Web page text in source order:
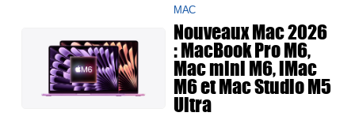
MAC
Nouveaux Mac 2026
: MacBook Pro M6,
Mac mini M6, iMac
M6 et Mac Studio M5
Ultra